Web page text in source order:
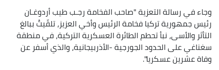
وجاء في رسالة التعزية "صاحب الفخامة رجـب طيب أردوغـان
رئيس جمهورية تركيا فخامة الرئيس وأخي العزيز، تلقّيتُ ببالغ
التأثر والأسى، نبأ تحطم الطائرة العسكرية التركية، في منطقة
سغناغي على الحدود الجورجية -الأذربيجانية، والذي أسفر عن
وفاة عشرين عسكريا".